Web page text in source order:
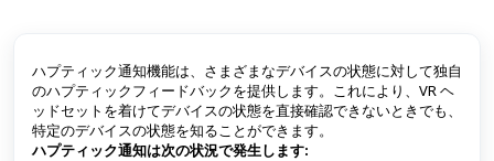
ハプティック通知機能は、さまざまなデバイスの状態に対して独自
のハプティックフィードバックを提供します。これにより、VR ヘ
ッドセットを着けてデバイスの状態を直接確認できないときでも、
特定のデバイスの状態を知ることができます。
ハプティック通知は次の状況で発生します: